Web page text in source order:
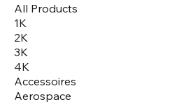
All Products
1K
2K
3K
4K
Accessoires
Aerospace